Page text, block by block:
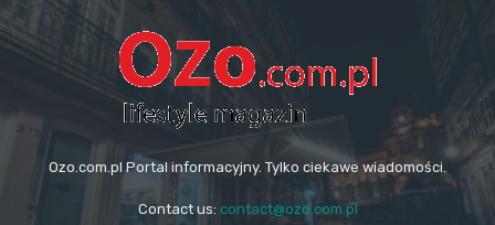
Ozo.com.pl Portal informacyjny. Tylko ciekawe wiadomości.
Contact us: contact@ozo.com.pl